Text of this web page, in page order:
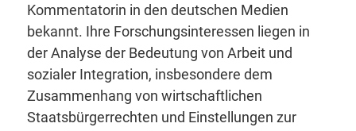
Kommentatorin in den deutschen Medien
bekannt. Ihre Forschungsinteressen liegen in
der Analyse der Bedeutung von Arbeit und
sozialer Integration, insbesondere dem
Zusammenhang von wirtschaftlichen
Staatsbürgerrechten und Einstellungen zur